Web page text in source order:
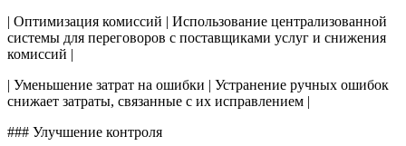
| Оптимизация комиссий | Использование централизованной
системы для переговоров с поставщиками услуг и снижения
комиссий |
| Уменьшение затрат на ошибки | Устранение ручных ошибок
снижает затраты, связанные с их исправлением |
### Улучшение контроля